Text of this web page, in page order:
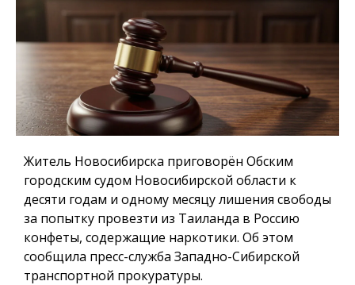
Житель Новосибирска приговорён Обским
городским судом Новосибирской области к
десяти годам и одному месяцу лишения свободы
за попытку провезти из Таиланда в Россию
конфеты, содержащие наркотики. Об этом
сообщила пресс-служба Западно-Сибирской
транспортной прокуратуры.